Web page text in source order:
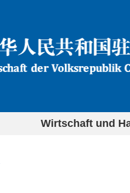
Wirtschaft und